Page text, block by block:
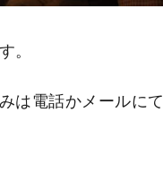
。
は電話かメールにて